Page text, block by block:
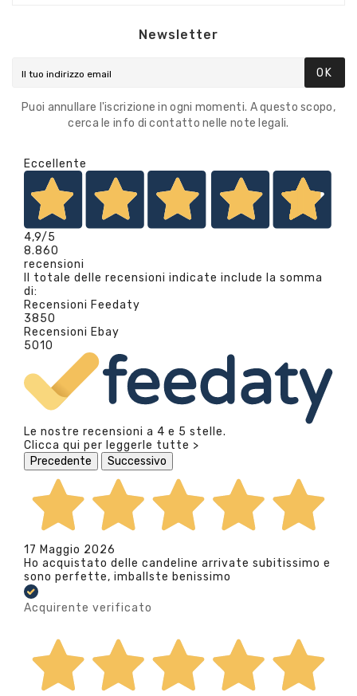
Newsletter
OK
Puoi annullare l'iscrizione in ogni momenti. A questo scopo,
cerca le info di contatto nelle note legali.
Eccellente
4,9/5
8.860
recensioni
Il totale delle recensioni indicate include la somma
di:
Recensioni Feedaty
3850
Recensioni Ebay
5010
Le nostre recensioni a 4 e 5 stelle.
Clicca qui per leggerle tutte >
Precedente
Successivo
17 Maggio 2026
Ho acquistato delle candeline arrivate subitissimo e
sono perfette, imballste benissimo
Acquirente verificato